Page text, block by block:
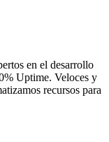
en el desarrollo
Uptime. Veloces y
recursos para